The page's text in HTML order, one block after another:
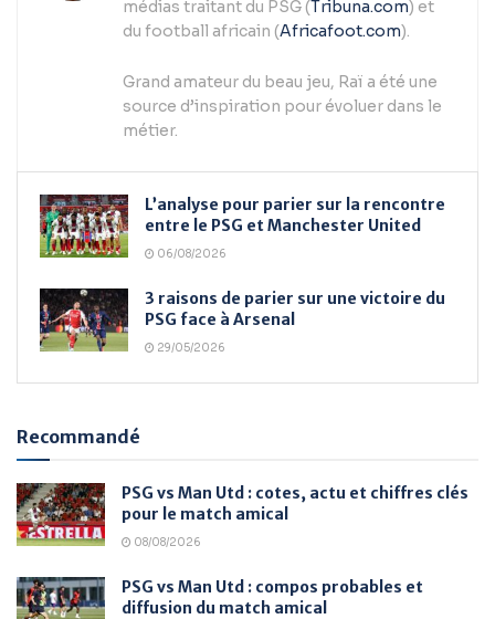
médias traitant du PSG (Tribuna.com) et
du football africain (Africafoot.com).
Grand amateur du beau jeu, Raï a été une
source d’inspiration pour évoluer dans le
métier.
L’analyse pour parier sur la rencontre
entre le PSG et Manchester United
06/08/2026
3 raisons de parier sur une victoire du
PSG face à Arsenal
29/05/2026
Recommandé
PSG vs Man Utd : cotes, actu et chiffres clés
pour le match amical
08/08/2026
PSG vs Man Utd : compos probables et
diffusion du match amical